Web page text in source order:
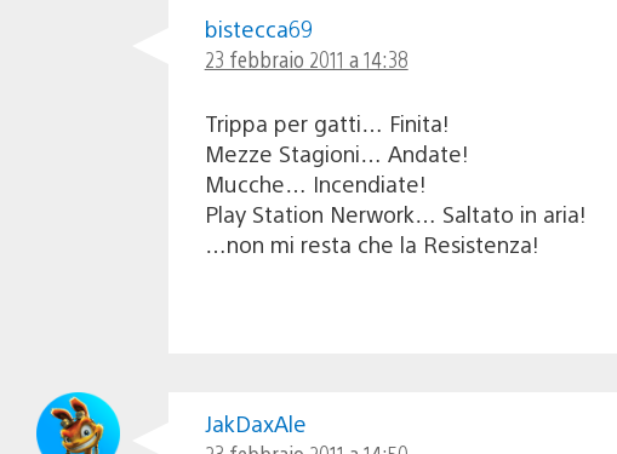
bistecca69
23 febbraio 2011 a 14:38
Trippa per gatti… Finita!
Mezze Stagioni… Andate!
Mucche… Incendiate!
Play Station Nerwork… Saltato in aria!
…non mi resta che la Resistenza!
JakDaxAle